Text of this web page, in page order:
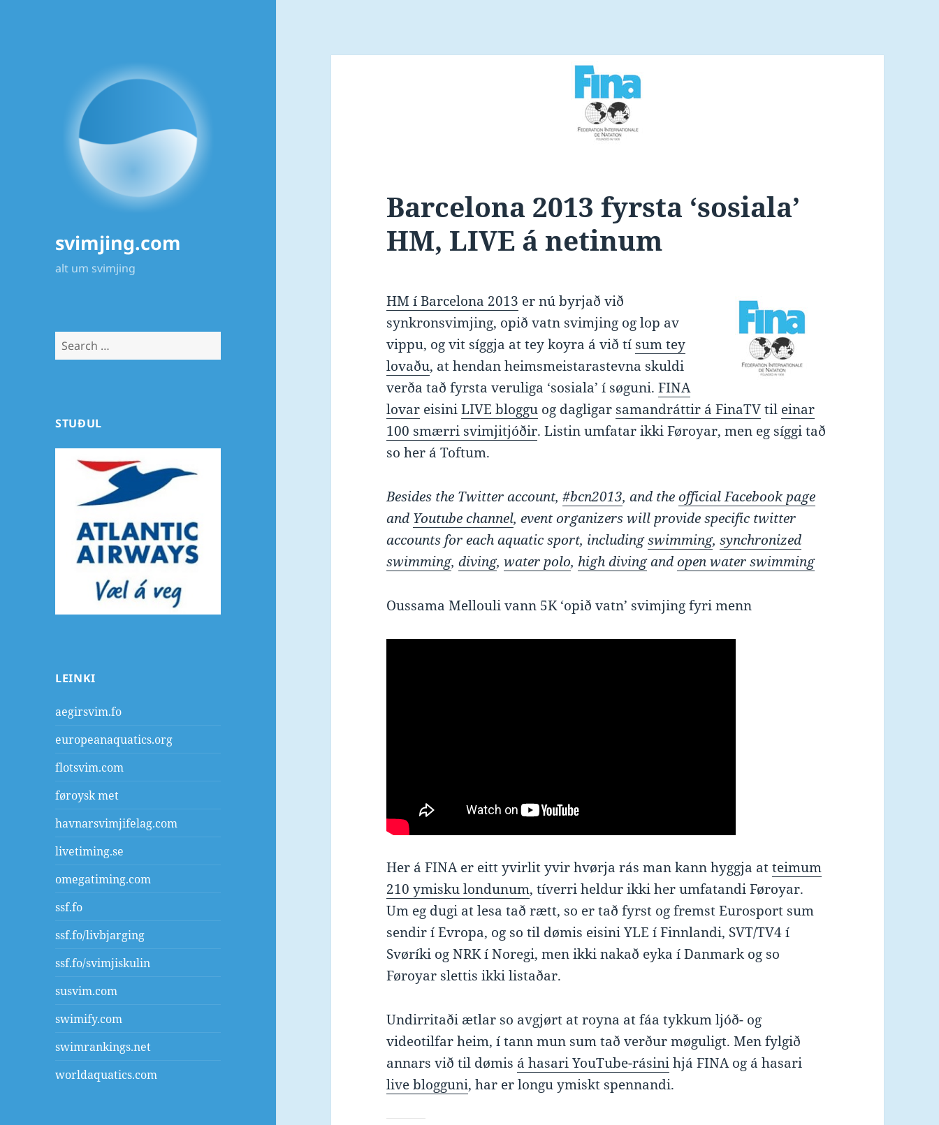
svimjing.com
alt um svimjing
Search
for:
STUÐUL
LEINKI
aegirsvim.fo
europeanaquatics.org
flotsvim.com
føroysk met
havnarsvimjifelag.com
livetiming.se
omegatiming.com
ssf.fo
ssf.fo/livbjarging
ssf.fo/svimjiskulin
susvim.com
swimify.com
swimrankings.net
worldaquatics.com
Barcelona 2013 fyrsta ‘sosiala’
HM, LIVE á netinum
HM í Barcelona 2013 er nú byrjað við
synkronsvimjing, opið vatn svimjing og lop av
vippu, og vit síggja at tey koyra á við tí sum tey
lovaðu, at hendan heimsmeistarastevna skuldi
verða tað fyrsta veruliga ‘sosiala’ í søguni.FINA
lovar eisiniLIVE bloggu og dagligar samandráttir á FinaTVtil einar
100 smærri svimjitjóðir. Listin umfatar ikki Føroyar, men eg síggi tað
so her á Toftum.
Besides the Twitter account,#bcn2013, and theofficial Facebook page
and Youtube channel, event organizers will provide specific twitter
accounts for each aquatic sport, includingswimming,synchronized
swimming,diving,water polo, high divingandopen water swimming
Oussama Mellouli vann 5K ‘opið vatn’ svimjing fyri menn
Her á FINA er eitt yvirlit yvir hvørja rás man kann hyggja atteimum
210 ymisku londunum, tíverri heldur ikki her umfatandi Føroyar.
Um eg dugi at lesa tað rætt, so er tað fyrst og fremst Eurosport sum
sendir í Evropa, og so til dømis eisini YLE í Finnlandi, SVT/TV4 í
Svøríki og NRK í Noregi, men ikki nakað eyka í Danmark og so
Føroyar slettis ikki listaðar.
Undirritaði ætlar so avgjørt at royna at fáa tykkum ljóð- og
videotilfar heim, í tann mun sum tað verður møguligt. Men fylgið
annars við til dømis á hasari YouTube-rásinihjá FINA og á hasari
live blogguni, har er longu ymiskt spennandi.